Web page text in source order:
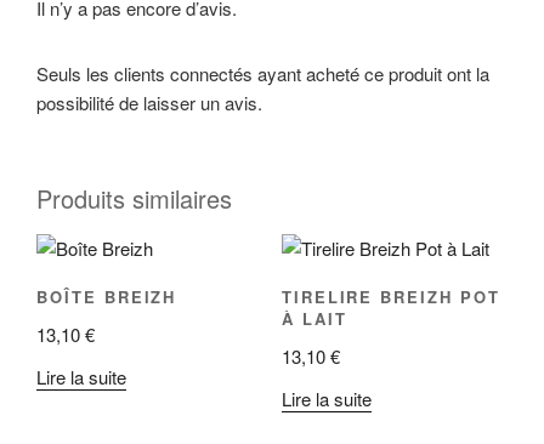
Il n’y a pas encore d’avis.
Seuls les clients connectés ayant acheté ce produit ont la
possibilité de laisser un avis.
Produits similaires
BOÎTE BREIZH
13,10€
Lire la suite
TIRELIRE BREIZH POT
À LAIT
13,10€
Lire la suite